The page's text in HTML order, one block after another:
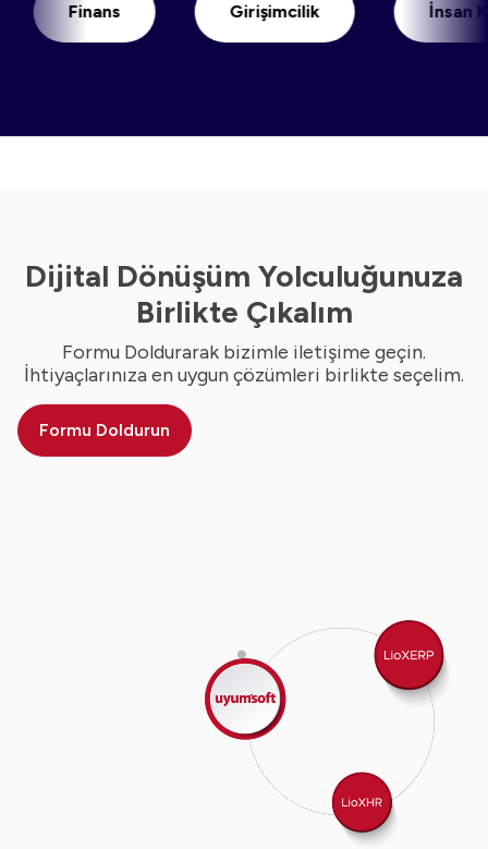
Finans Girişimcilik İnsan
Dijital Dönüşüm Yolculuğunuza
Birlikte Çıkalım
Formu Doldurarak bizimle iletişime geçin.
İhtiyaçlarınıza en uygun çözümleri birlikte seçelim.
Formu Doldurun